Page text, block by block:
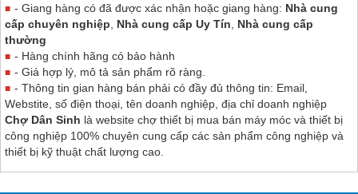
- Giang hàng có đã được xác nhận hoặc giang hàng: Nhà cung
cấp chuyên nghiệp, Nhà cung cấp Uy Tín, Nhà cung cấp
thường
- Hàng chính hãng có bảo hành
- Giá hợp lý, mô tả sản phẩm rõ ràng.
- Thông tin gian hàng bán phải có đầy đủ thông tin: Email,
Webstite, số điện thoại, tên doanh nghiệp, địa chỉ doanh nghiệp
Chợ Dân Sinh là website chợ thiết bị mua bán máy móc và thiết bị
công nghiệp 100% chuyên cung cấp các sản phẩm công nghiệp và
thiết bị kỹ thuật chất lượng cao.